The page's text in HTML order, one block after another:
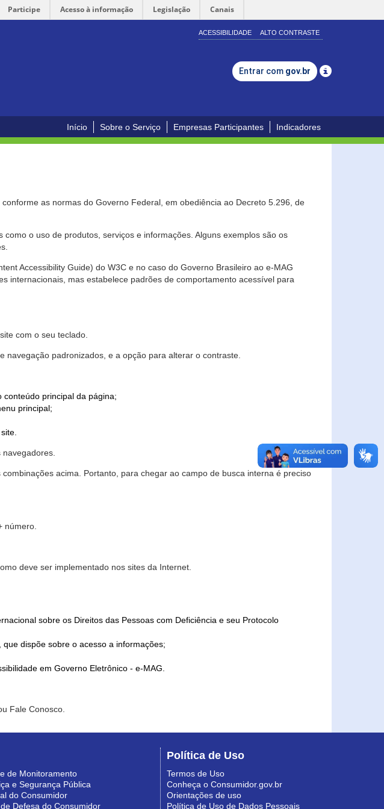
Participe Acesso à informação Legislação Canais
ACESSIBILIDADE ALTO CONTRASTE
Entrar com gov.br
Início Sobre o Serviço Empresas Participantes Indicadores
as normas do Governo Federal, em obediência ao Decreto 5.296, de
o uso de produtos, serviços e informações. Alguns exemplos são os
Accessibility Guide) do W3C e no caso do Governo Brasileiro ao e-MAG
internacionais, mas estabelece padrões de comportamento acessível para
com o seu teclado.
navegação padronizados, e a opção para alterar o contraste.
principal da página;
principal;
navegadores.
acima. Portanto, para chegar ao campo de busca interna é preciso
número.
deve ser implementado nos sites da Internet.
sobre os Direitos das Pessoas com Deficiência e seu Protocolo
dispõe sobre o acesso a informações;
em Governo Eletrônico - e-MAG.
Fale Conosco.
de Monitoramento
e Segurança Pública
do Consumidor
Defesa do Consumidor
Política de Uso
Termos de Uso
Conheça o Consumidor.gov.br
Orientações de uso
Política de Uso de Dados Pessoais